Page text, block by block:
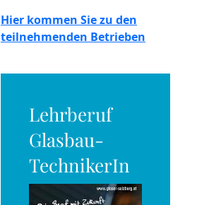
Hier kommen Sie zu den
teilnehmenden Betrieben
Lehrberuf
Glasbau-
TechnikerIn